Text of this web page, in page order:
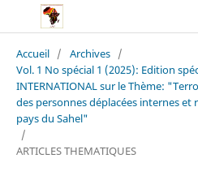
Accueil / Archives /
Vol. 1 No spécial 1 (2025): Edition
INTERNATIONAL sur le Thème:
des personnes déplacées internes
pays du Sahel"
/
ARTICLES THEMATIQUES